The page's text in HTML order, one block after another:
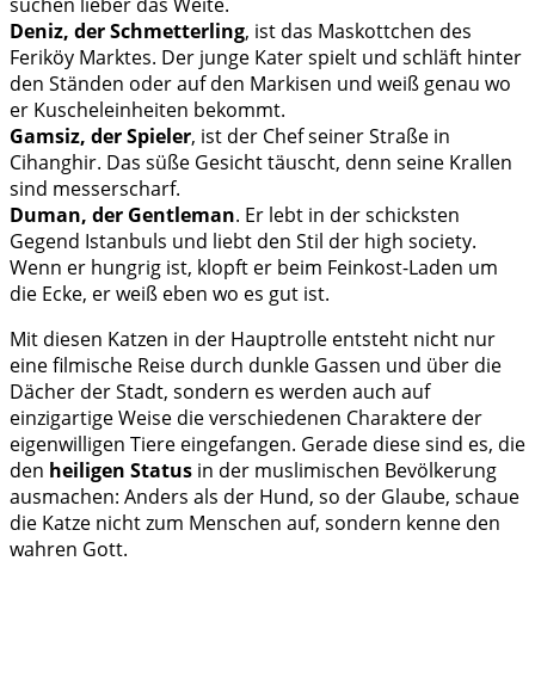
Deniz, der Schmetterling, ist das Maskottchen des
Feriköy Marktes. Der junge Kater spielt und schläft hinter
den Ständen oder auf den Markisen und weiß genau wo
er Kuscheleinheiten bekommt.
Gamsiz, der Spieler, ist der Chef seiner Straße in
Cihanghir. Das süße Gesicht täuscht, denn seine Krallen
sind messerscharf.
Duman, der Gentleman. Er lebt in der schicksten
Gegend Istanbuls und liebt den Stil der high society.
Wenn er hungrig ist, klopft er beim Feinkost-Laden um
die Ecke, er weiß eben wo es gut ist.
Mit diesen Katzen in der Hauptrolle entsteht nicht nur
eine filmische Reise durch dunkle Gassen und über die
Dächer der Stadt, sondern es werden auch auf
einzigartige Weise die verschiedenen Charaktere der
eigenwilligen Tiere eingefangen. Gerade diese sind es, die
den heiligen Status in der muslimischen Bevölkerung
ausmachen: Anders als der Hund, so der Glaube, schaue
die Katze nicht zum Menschen auf, sondern kenne den
wahren Gott.